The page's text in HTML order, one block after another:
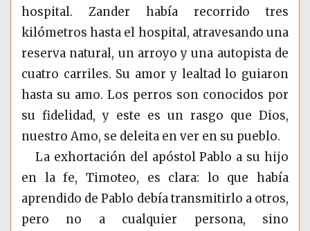
hospital. Zander había recorrido tres
kilómetros hasta el hospital, atravesando una
reserva natural, un arroyo y una autopista de
cuatro carriles. Su amor y lealtad lo guiaron
hasta su amo. Los perros son conocidos por
su fidelidad, y este es un rasgo que Dios,
nuestro Amo, se deleita en ver en su pueblo.
La exhortación del apóstol Pablo a su hijo
en la fe, Timoteo, es clara: lo que había
aprendido de Pablo debía transmitirlo a otros,
pero no a cualquier persona, sino